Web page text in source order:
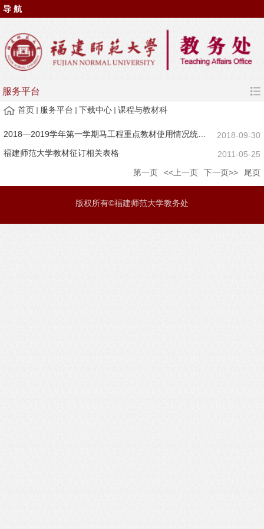
导 航
服务平台
首页 服务平台 下载中心 课程与教材科
2018-09-30
福建师范大学教材征订相关表格
2011-05-25
第一页
<<上一页 下一页>> 尾页
版权所有©福建师范大学教务处